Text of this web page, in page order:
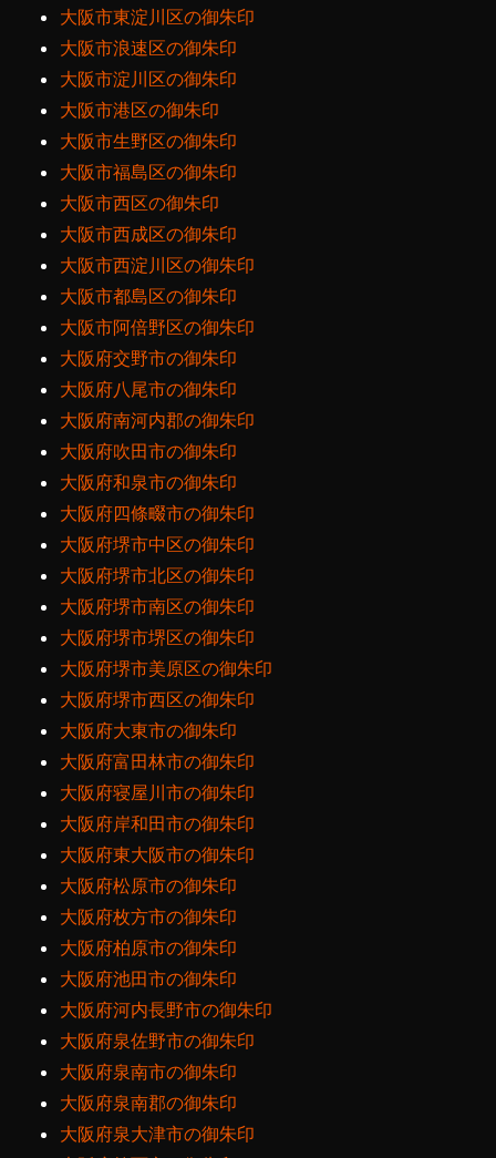
大阪市東淀川区の御朱印
大阪市浪速区の御朱印
大阪市淀川区の御朱印
大阪市港区の御朱印
大阪市生野区の御朱印
大阪市福島区の御朱印
大阪市西区の御朱印
大阪市西成区の御朱印
大阪市西淀川区の御朱印
大阪市都島区の御朱印
大阪市阿倍野区の御朱印
大阪府交野市の御朱印
大阪府八尾市の御朱印
大阪府南河内郡の御朱印
大阪府吹田市の御朱印
大阪府和泉市の御朱印
大阪府四條畷市の御朱印
大阪府堺市中区の御朱印
大阪府堺市北区の御朱印
大阪府堺市南区の御朱印
大阪府堺市堺区の御朱印
大阪府堺市美原区の御朱印
大阪府堺市西区の御朱印
大阪府大東市の御朱印
大阪府富田林市の御朱印
大阪府寝屋川市の御朱印
大阪府岸和田市の御朱印
大阪府東大阪市の御朱印
大阪府松原市の御朱印
大阪府枚方市の御朱印
大阪府柏原市の御朱印
大阪府池田市の御朱印
大阪府河内長野市の御朱印
大阪府泉佐野市の御朱印
大阪府泉南市の御朱印
大阪府泉南郡の御朱印
大阪府泉大津市の御朱印